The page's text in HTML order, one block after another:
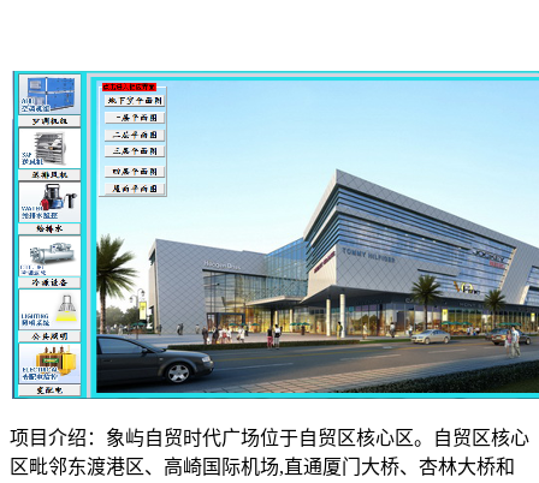
项目介绍：象屿自贸时代广场位于自贸区核心区。自贸区核心
区毗邻东渡港区、高崎国际机场,直通厦门大桥、杏林大桥和